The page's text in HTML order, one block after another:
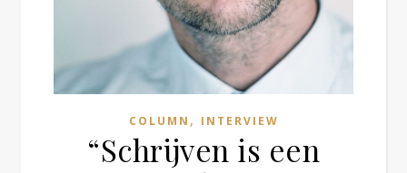
COLUMN , INTERVIEW
“Schrijven is een